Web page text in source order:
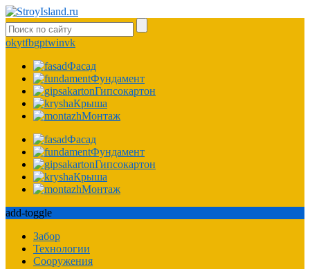
okytfbgptwinvk
Фасад
Фундамент
Гипсокартон
Крыша
Монтаж
Фасад
Фундамент
Гипсокартон
Крыша
Монтаж
add-toggle
Забор
Технологии
Сооружения